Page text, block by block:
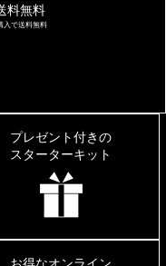
料無料
入で送料無料
プレゼント付きの
スターターキット
お得なオンライン